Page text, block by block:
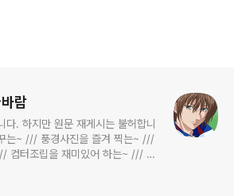
람
다. 하지만 원문 재게시는 불허합니
는~ /// 풍경사진을 즐겨 찍는~ ///
컴터조립을 재미있어 하는~ /// 고
회적 이슈에 발언하는~ 不老巨